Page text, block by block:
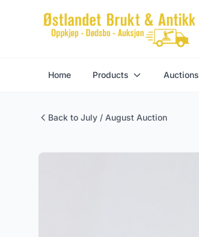
Home Products Auctions
Back to July / August Auction